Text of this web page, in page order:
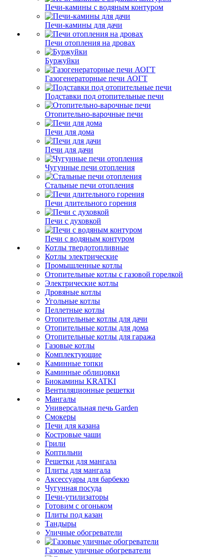
Печи-камины с водяным контуром
Печи-камины для дачи
Печи отопления на дровах
Буржуйки
Газогенераторные печи АОГТ
Подставки под отопительные печи
Отопительно-варочные печи
Печи для дома
Печи для дачи
Чугунные печи отопления
Стальные печи отопления
Печи длительного горения
Печи с духовкой
Печи с водяным контуром
Котлы твердотопливные
Котлы электрические
Промышленные котлы
Отопительные котлы с газовой горелкой
Электрические котлы
Дровяные котлы
Угольные котлы
Пеллетные котлы
Отопительные котлы для дачи
Отопительные котлы для дома
Отопительные котлы для гаража
Газовые котлы
Комплектующие
Каминные топки
Каминные облицовки
Биокамины KRATKI
Вентиляционные решетки
Мангалы
Универсальная печь Garden
Смокеры
Печи для казана
Костровые чаши
Грили
Коптильни
Решетки для мангала
Плиты для мангала
Аксессуары для барбекю
Чугунная посуда
Печи-утилизаторы
Готовим с огоньком
Плиты под казан
Тандыры
Уличные обогреватели
Газовые уличные обогреватели